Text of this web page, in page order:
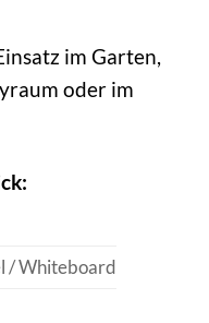
im Garten,
oder im
/ Whiteboard